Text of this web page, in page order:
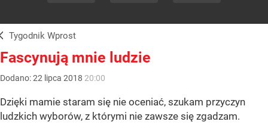
Tygodnik Wprost
Fascynują mnie ludzie
Dodano:22 lipca 2018 20:00
Dzięki mamie staram się nie oceniać, szukam przyczyn
ludzkich wyborów, z którymi nie zawsze się zgadzam.